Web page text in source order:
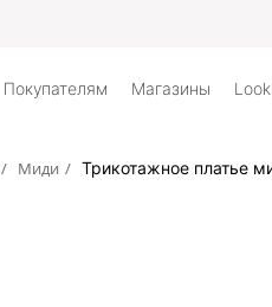
Покупателям Магазины
/ Миди / Трикотажное платье